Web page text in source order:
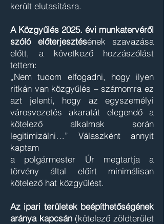
került elutasításra.
A Közgyűlés 2025. évi munkatervéről
szóló előterjesztésének szavazása
előtt, a következő hozzászólást
tettem:
„Nem tudom elfogadni, hogy ilyen
ritkán van közgyűlés – számomra ez
azt jelenti, hogy az egyszemélyi
városvezetés akaratát elegendő a
kötelező alkalmak során
legitimizálni…” Válaszként annyit
kaptam
a polgármester Úr megtartja a
törvény által előírt minimálisan
kötelező hat közgyűlést.
Az ipari területek beépíthetőségének
aránya kapcsán(kötelező zöldterület